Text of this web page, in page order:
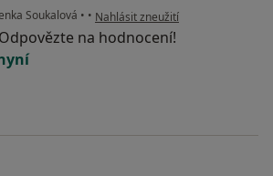
Soukalová • • podle názoru uživatele Váš účet
Nahlásit zneužití
na hodnocení!